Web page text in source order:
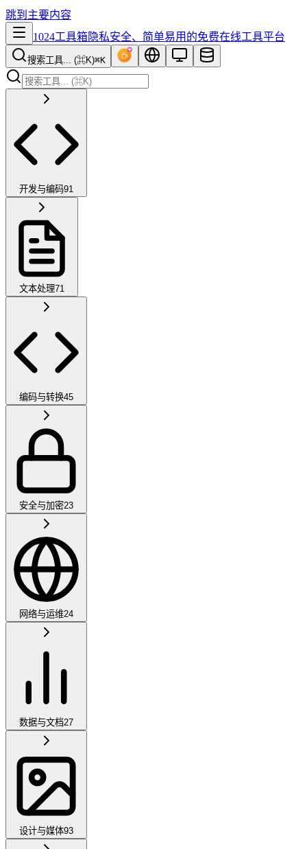
跳到主要内容
1024工具箱隐私安全、简单易用的免费在线工具平台
搜索工具... (⌘K)⌘K
开发与编码91
文本处理71
编码与转换45
安全与加密23
网络与运维24
数据与文档27
设计与媒体93